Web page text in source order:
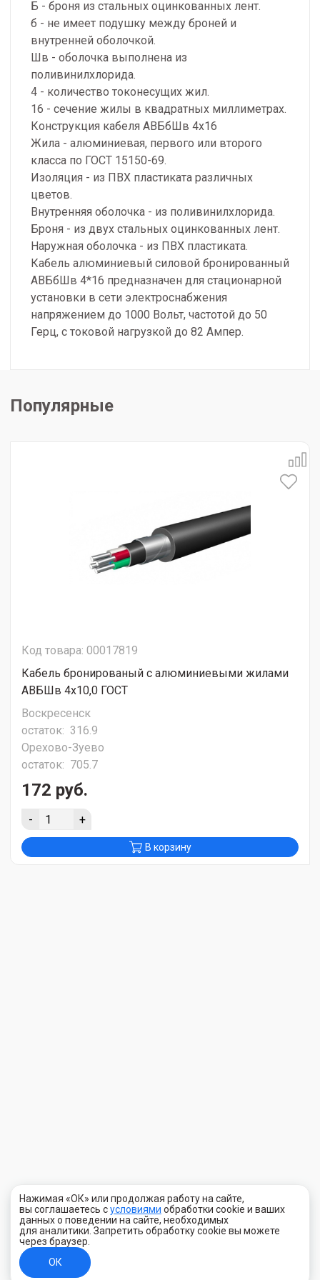
Б - броня из стальных оцинкованных лент.
б - не имеет подушку между броней и
внутренней оболочкой.
Шв - оболочка выполнена из
поливинилхлорида.
4 - количество токонесущих жил.
16 - сечение жилы в квадратных миллиметрах.
Конструкция кабеля АВБбШв 4х16
Жила - алюминиевая, первого или второго
класса по ГОСТ 15150-69.
Изоляция - из ПВХ пластиката различных
цветов.
Внутренняя оболочка - из поливинилхлорида.
Броня - из двух стальных оцинкованных лент.
Наружная оболочка - из ПВХ пластиката.
Кабель алюминиевый силовой бронированный
АВБбШв 4*16 предназначен для стационарной
установки в сети электроснабжения
напряжением до 1000 Вольт, частотой до 50
Герц, с токовой нагрузкой до 82 Ампер.
Популярные
Код товара: 00017819
Кабель бронированый с алюминиевыми жилами
АВБШв 4х10,0 ГОСТ
Воскресенск
остаток: 316.9
Орехово-Зуево
остаток: 705.7
172 руб.
- +
В корзину
Нажимая «ОК» или продолжая работу на сайте,
вы соглашаетесь сусловиями обработки cookie и ваших
данных о поведении на сайте, необходимых
для аналитики. Запретить обработку cookie вы можете
через браузер.
ОК